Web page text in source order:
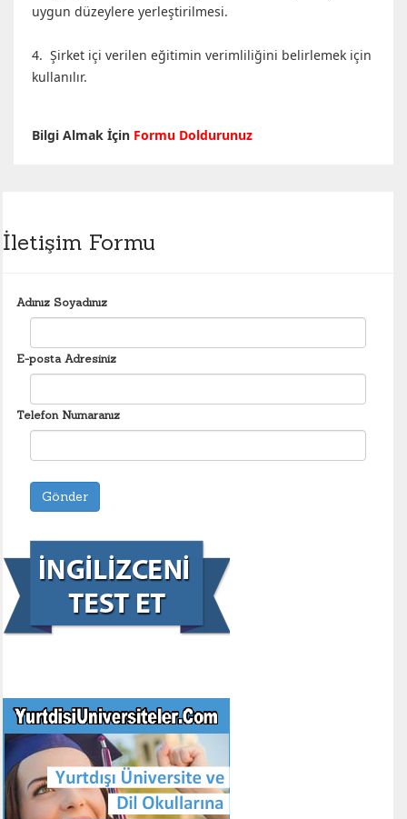
uygun düzeylere yerleştirilmesi.
4. Şirket içi verilen eğitimin verimliliğini belirlemek için
kullanılır.
Bilgi Almak İçin Formu Doldurunuz
İletişim Formu
Adınız Soyadınız
E-posta Adresiniz
Telefon Numaranız
Gönder